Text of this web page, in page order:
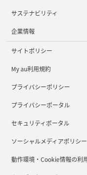
サステナビリティ
企業情報
サイトポリシー
My au利用規約
プライバシーポリシー
プライバシーポータル
セキュリティポータル
ソーシャルメディアポリシー
動作環境・Cookie情報の利